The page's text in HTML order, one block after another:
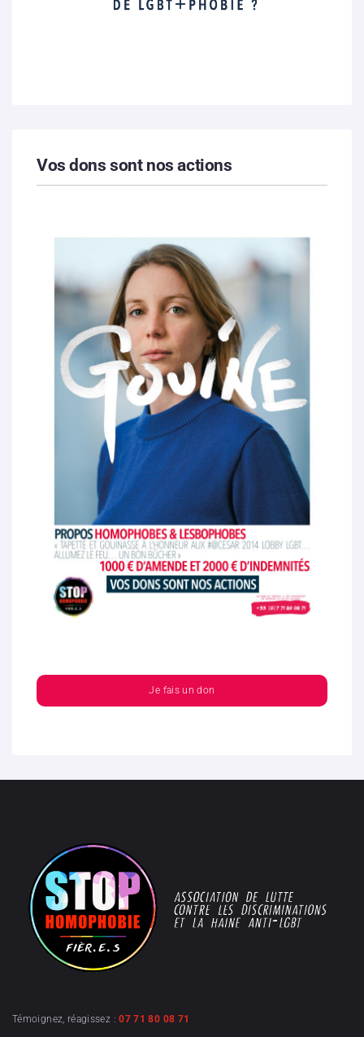
Vos dons sont nos actions
Je fais un don
Témoignez, réagissez :07 71 80 08 71